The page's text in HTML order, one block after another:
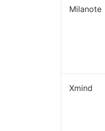
Milanote
Xmind